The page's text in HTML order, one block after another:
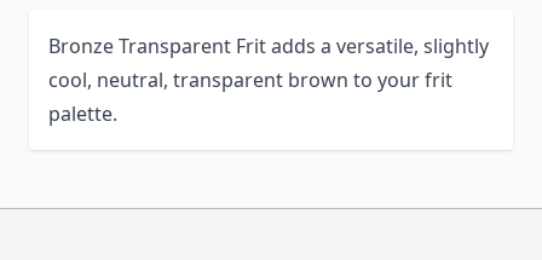
Bronze Transparent Frit adds a versatile, slightly
cool, neutral, transparent brown to your frit
palette.